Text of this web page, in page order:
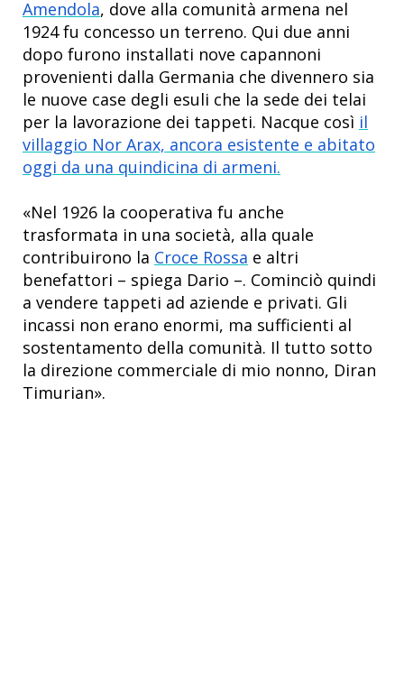
Amendola, dove alla comunità armena nel
1924 fu concesso un terreno. Qui due anni
dopo furono installati nove capannoni
provenienti dalla Germania che divennero sia
le nuove case degli esuli che la sede dei telai
per la lavorazione dei tappeti. Nacque così il
villaggio Nor Arax, ancora esistente e abitato
oggi da una quindicina di armeni.
«Nel 1926 la cooperativa fu anche
trasformata in una società, alla quale
contribuirono la Croce Rossa e altri
benefattori – spiega Dario –. Cominciò quindi
a vendere tappeti ad aziende e privati. Gli
incassi non erano enormi, ma sufficienti al
sostentamento della comunità. Il tutto sotto
la direzione commerciale di mio nonno, Diran
Timurian».